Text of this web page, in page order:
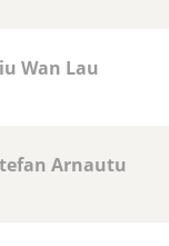
Wan Lau
Arnautu